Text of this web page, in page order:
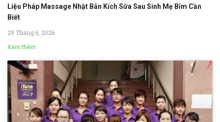
Liệu Pháp Massage Nhật Bản Kích Sữa Sau Sinh Mẹ Bỉm Cần
Biết
29 Tháng 6, 2026
Xem thêm